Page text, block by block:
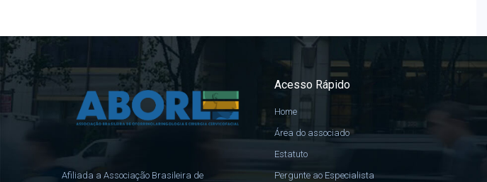
Afiliada a Associação Brasileira de
Acesso Rápido
Home
Área do associado
Estatuto
Pergunte ao Especialista